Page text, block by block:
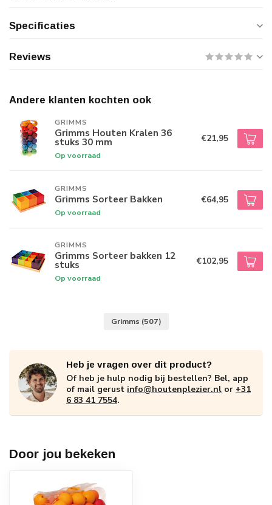
Specificaties
Reviews
Andere klanten kochten ook
GRIMMS
Grimms Houten Kralen 36
stuks 30 mm
Op voorraad
€21,95
GRIMMS
Grimms Sorteer Bakken
Op voorraad
€64,95
GRIMMS
Grimms Sorteer bakken 12
stuks
Op voorraad
€102,95
Grimms (507)
Heb je vragen over dit product?
Of heb je hulp nodig bij bestellen? Bel, app
of mail gerust info@houtenplezier.nl or +31
6 83 41 7554.
Door jou bekeken